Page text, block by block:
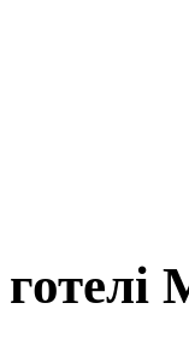
готелі